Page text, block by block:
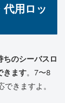
用ロッ
ちのシーバスロ
きます。7〜8
きますよ。